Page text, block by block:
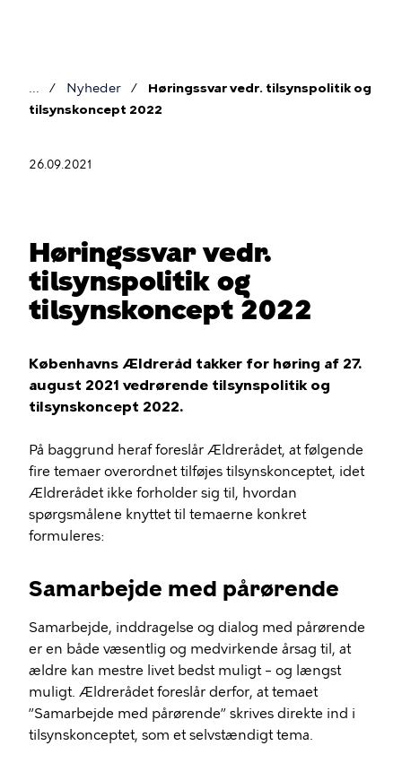
Brødkrumme
Nyheder
Høringssvar vedr. tilsynspolitik og
tilsynskoncept 2022
26.09.2021
Høringssvar vedr.
tilsynspolitik og
tilsynskoncept 2022
Københavns Ældreråd takker for høring af 27.
august 2021 vedrørende tilsynspolitik og
tilsynskoncept 2022.
På baggrund heraf foreslår Ældrerådet, at følgende
fire temaer overordnet tilføjes tilsynskonceptet, idet
Ældrerådet ikke forholder sig til, hvordan
spørgsmålene knyttet til temaerne konkret
formuleres:
Samarbejde med pårørende
Samarbejde, inddragelse og dialog med pårørende
er en både væsentlig og medvirkende årsag til, at
ældre kan mestre livet bedst muligt – og længst
muligt. Ældrerådet foreslår derfor, at temaet
”Samarbejde med pårørende” skrives direkte ind i
tilsynskonceptet, som et selvstændigt tema.